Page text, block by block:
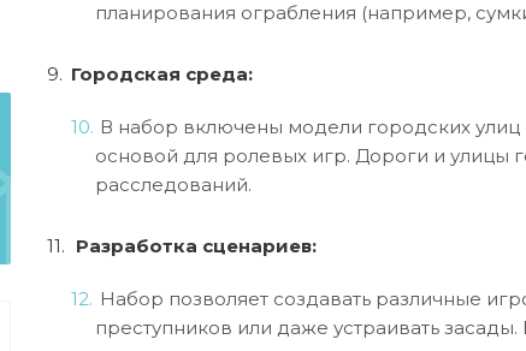
планирования ограбления (например,
Городская среда:
В набор включены модели городских улиц
основой для ролевых игр. Дороги и улицы
расследований.
Разработка сценариев:
Набор позволяет создавать различные
преступников или даже устраивать